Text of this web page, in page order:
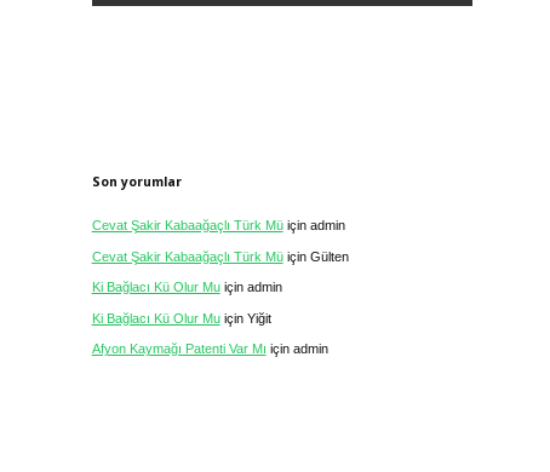
Son yorumlar
Cevat Şakir Kabaağaçlı Türk Müiçin admin
Cevat Şakir Kabaağaçlı Türk Müiçin Gülten
Ki Bağlacı Kü Olur Muiçin admin
Ki Bağlacı Kü Olur Muiçin Yiğit
Afyon Kaymağı Patenti Var Mı için admin